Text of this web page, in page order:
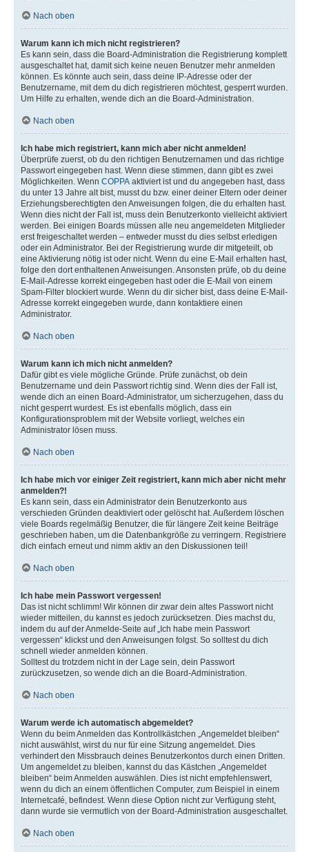
Nach oben
Warum kann ich mich nicht registrieren?
Es kann sein, dass die Board-Administration die Registrierung komplett
ausgeschaltet hat, damit sich keine neuen Benutzer mehr anmelden
können. Es könnte auch sein, dass deine IP-Adresse oder der
Benutzername, mit dem du dich registrieren möchtest, gesperrt wurden.
Um Hilfe zu erhalten, wende dich an die Board-Administration.
Nach oben
Ich habe mich registriert, kann mich aber nicht anmelden!
Überprüfe zuerst, ob du den richtigen Benutzernamen und das richtige
Passwort eingegeben hast. Wenn diese stimmen, dann gibt es zwei
Möglichkeiten. Wenn COPPA aktiviert ist und du angegeben hast, dass
du unter 13 Jahre alt bist, musst du bzw. einer deiner Eltern oder deiner
Erziehungsberechtigten den Anweisungen folgen, die du erhalten hast.
Wenn dies nicht der Fall ist, muss dein Benutzerkonto vielleicht aktiviert
werden. Bei einigen Boards müssen alle neu angemeldeten Mitglieder
erst freigeschaltet werden – entweder musst du dies selbst erledigen
oder ein Administrator. Bei der Registrierung wurde dir mitgeteilt, ob
eine Aktivierung nötig ist oder nicht. Wenn du eine E-Mail erhalten hast,
folge den dort enthaltenen Anweisungen. Ansonsten prüfe, ob du deine
E-Mail-Adresse korrekt eingegeben hast oder die E-Mail von einem
Spam-Filter blockiert wurde. Wenn du dir sicher bist, dass deine E-Mail-
Adresse korrekt eingegeben wurde, dann kontaktiere einen
Administrator.
Nach oben
Warum kann ich mich nicht anmelden?
Dafür gibt es viele mögliche Gründe. Prüfe zunächst, ob dein
Benutzername und dein Passwort richtig sind. Wenn dies der Fall ist,
wende dich an einen Board-Administrator, um sicherzugehen, dass du
nicht gesperrt wurdest. Es ist ebenfalls möglich, dass ein
Konfigurationsproblem mit der Website vorliegt, welches ein
Administrator lösen muss.
Nach oben
Ich habe mich vor einiger Zeit registriert, kann mich aber nicht mehr
anmelden?!
Es kann sein, dass ein Administrator dein Benutzerkonto aus
verschieden Gründen deaktiviert oder gelöscht hat. Außerdem löschen
viele Boards regelmäßig Benutzer, die für längere Zeit keine Beiträge
geschrieben haben, um die Datenbankgröße zu verringern. Registriere
dich einfach erneut und nimm aktiv an den Diskussionen teil!
Nach oben
Ich habe mein Passwort vergessen!
Das ist nicht schlimm! Wir können dir zwar dein altes Passwort nicht
wieder mitteilen, du kannst es jedoch zurücksetzen. Dies machst du,
indem du auf der Anmelde-Seite auf „Ich habe mein Passwort
vergessen“ klickst und den Anweisungen folgst. So solltest du dich
schnell wieder anmelden können.
Solltest du trotzdem nicht in der Lage sein, dein Passwort
zurückzusetzen, so wende dich an die Board-Administration.
Nach oben
Warum werde ich automatisch abgemeldet?
Wenn du beim Anmelden das Kontrollkästchen „Angemeldet bleiben“
nicht auswählst, wirst du nur für eine Sitzung angemeldet. Dies
verhindert den Missbrauch deines Benutzerkontos durch einen Dritten.
Um angemeldet zu bleiben, kannst du das Kästchen „Angemeldet
bleiben“ beim Anmelden auswählen. Dies ist nicht empfehlenswert,
wenn du dich an einem öffentlichen Computer, zum Beispiel in einem
Internetcafé, befindest. Wenn diese Option nicht zur Verfügung steht,
dann wurde sie vermutlich von der Board-Administration ausgeschaltet.
Nach oben